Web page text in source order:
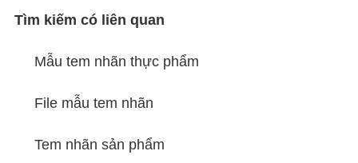
Tìm kiếm có liên quan
Mẫu tem nhãn thực phẩm
File mẫu tem nhãn
Tem nhãn sản phẩm